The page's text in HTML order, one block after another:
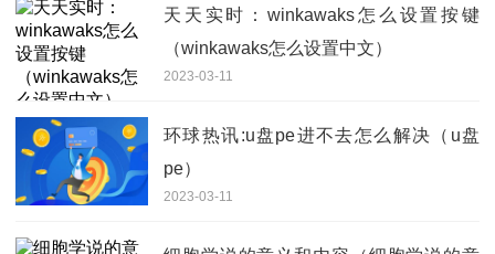
天天实时：winkawaks怎么设置按键
（winkawaks怎么设置中文）
2023-03-11
环球热讯:u盘pe进不去怎么解决（u盘
pe）
2023-03-11